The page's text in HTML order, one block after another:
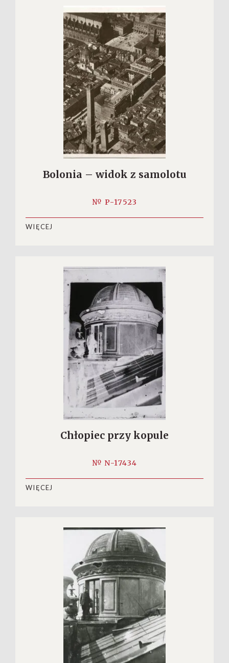
Bolonia – widok z samolotu
№ P-17523
WIĘCEJ
Chłopiec przy kopule
№ N-17434
WIĘCEJ